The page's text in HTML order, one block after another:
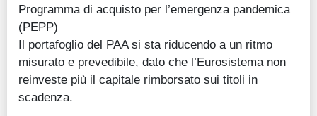
Programma di acquisto per l’emergenza pandemica
(PEPP)
Il portafoglio del PAA si sta riducendo a un ritmo
misurato e prevedibile, dato che l’Eurosistema non
reinveste più il capitale rimborsato sui titoli in
scadenza.